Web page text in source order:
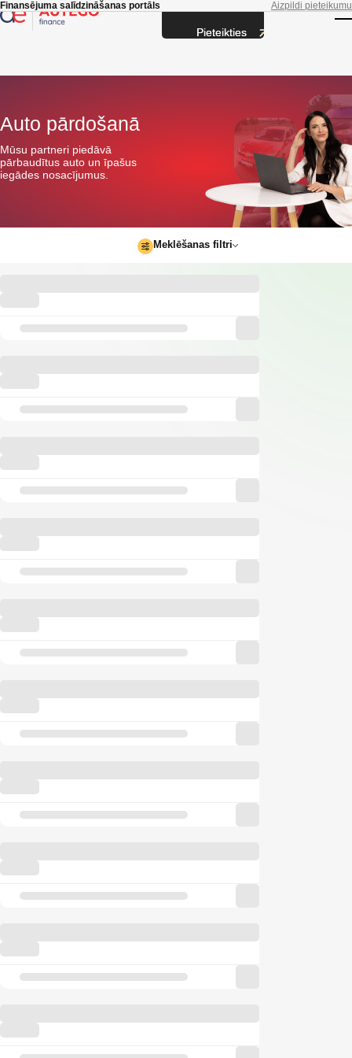
Skip to main content
Finansējuma salīdzināšanas portāls Aizpildi pieteikumu
Auto pārdošanā
Mūsu partneri piedāvā
pārbaudītus auto un īpašus
iegādes nosacījumus.
Meklēšanas filtri